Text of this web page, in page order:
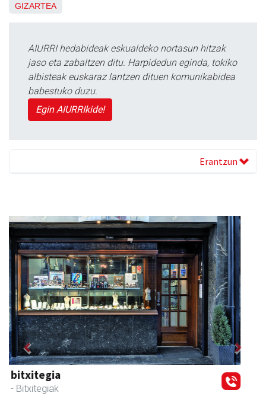
GIZARTEA
AIURRI hedabideak eskualdeko nortasun hitzak
jaso eta zabaltzen ditu. Harpidedun eginda, tokiko
albisteak euskaraz lantzen dituen komunikabidea
babestuko duzu.
Egin AIURRIkide!
Erantzun
Erniobea BHI
Amasa-Villabona
Previous Next